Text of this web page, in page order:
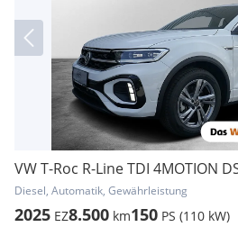
VW T-Roc R-Line TDI 4MOTION
Diesel, Automatik, Gewährleistung
2025 EZ8.500 km150 PS (110 kW)